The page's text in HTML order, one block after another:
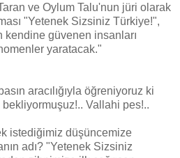
ve Oylum Talu'nun jüri olarak
"Yetenek Sizsiniz Türkiye!",
güvenen insanları
yaratacak."
aracılığıyla öğreniyoruz ki
Vallahi pes!..
istediğimiz düşüncemize
adı? "Yetenek Sizsiniz